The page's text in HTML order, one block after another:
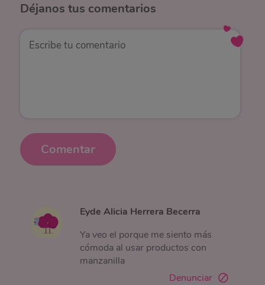
Déjanos tus comentarios
Comentar
Eyde Alicia Herrera Becerra
Ya veo el porque me siento más
cómoda al usar productos con
manzanilla
Denunciar